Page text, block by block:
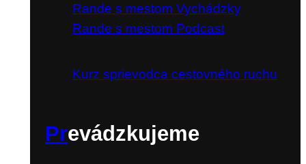
Rande s mestom Vychádzky
Rande s mestom Podcast
Kurz sprievodca cestovného ruchu
Prevádzkujeme